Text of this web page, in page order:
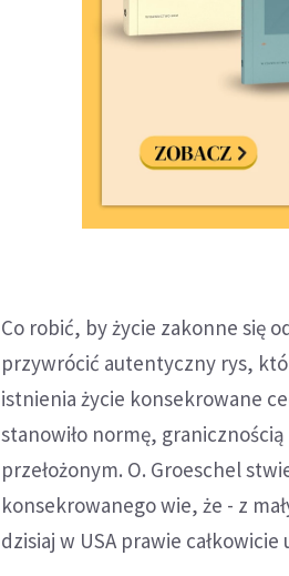
Co robić, by życie zakonne się
przywrócić autentyczny rys,
istnienia życie konsekrowane
stanowiło normę,
przełożonym. O. Groeschel
konsekrowanego wie, że - z
dzisiaj w USA prawie całkowicie